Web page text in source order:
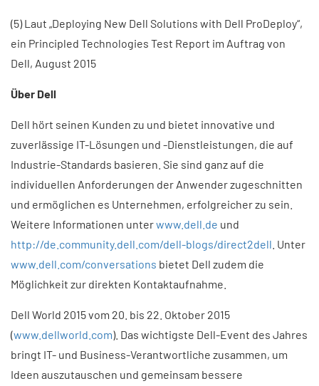
(5) Laut „Deploying New Dell Solutions with Dell ProDeploy“,
ein Principled Technologies Test Report im Auftrag von
Dell, August 2015
Über Dell
Dell hört seinen Kunden zu und bietet innovative und
zuverlässige IT-Lösungen und -Dienstleistun­gen, die auf
Industrie-Standards basieren. Sie sind ganz auf die
individuellen Anforderungen der Anwender zugeschnitten
und ermöglichen es Unternehmen, erfolgreicher zu sein.
Weitere Informatio­nen unterwww.dell.de und
http://de.community.dell.com/dell-blogs/direct2dell . Unter
www.dell.com/conversations bietet Dell zudem die
Möglichkeit zur direkten Kontaktaufnahme.
Dell World 2015 vom 20. bis 22. Oktober 2015
(www.dellworld.com). Das wichtigste Dell-Event des Jahres
bringt IT- und Business-Verantwortliche zusammen, um
Ideen auszutauschen und gemeinsam bessere